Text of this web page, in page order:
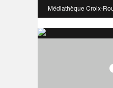
Médiathèque Croix-